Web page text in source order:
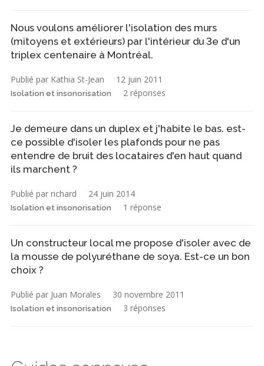
Nous voulons améliorer l'isolation des murs
(mitoyens et extérieurs) par l'intérieur du 3e d'un
triplex centenaire à Montréal.
Publié par Kathia St-Jean 12 juin 2011
Isolation et insonorisation 2 réponses
Je demeure dans un duplex et j'habite le bas. est-
ce possible d'isoler les plafonds pour ne pas
entendre de bruit des locataires d'en haut quand
ils marchent ?
Publié par richard 24 juin 2014
Isolation et insonorisation 1 réponse
Un constructeur local me propose d'isoler avec de
la mousse de polyuréthane de soya. Est-ce un bon
choix ?
Publié par Juan Morales 30 novembre 2011
Isolation et insonorisation 3 réponses